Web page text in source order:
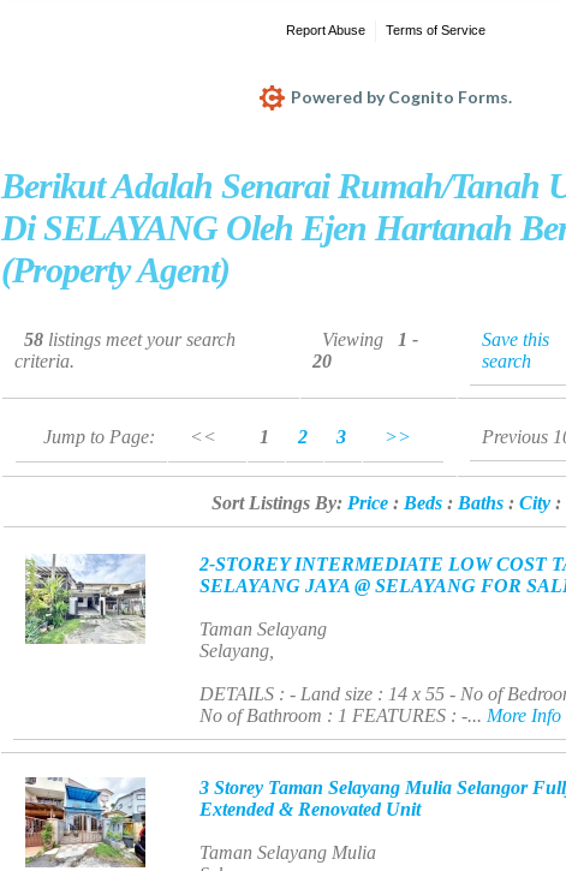
Berikut Adalah Senarai Rumah/Tanah
Di SELAYANG Oleh Ejen Hartanah
(Property Agent)
58 listings meet your search
criteria.
Viewing
1 -
20
Save this
search
Jump to Page: << 1 2 3 >> Previous
Sort Listings By: Price: Beds: Baths: City:
2-STOREY INTERMEDIATE LOW COST
SELAYANG JAYA @ SELAYANG FOR
Taman Selayang
Selayang,
DETAILS : - Land size : 14 x 55 - No of
No of Bathroom : 1 FEATURES : -... More Info
3 Storey Taman Selayang Mulia Selangor
Extended & Renovated Unit
Taman Selayang Mulia